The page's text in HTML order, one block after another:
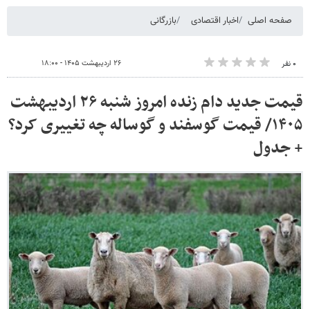
صفحه اصلی اخبار اقتصادی بازرگانی
۰ نفر ۲۶ اردیبهشت ۱۴۰۵ - ۱۸:۰۰
قیمت جدید دام زنده امروز شنبه ۲۶ اردیبهشت
۱۴۰۵/ قیمت گوسفند و گوساله چه تغییری کرد؟
+ جدول